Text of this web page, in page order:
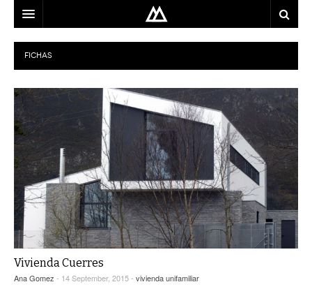
ARQUITECTO
LOCALIZACIÓN
MAPA
USO
EQUIPO
BLOG
CONTACTO
FICHAS
Vivienda Cuerres
Ana Gomez - 14 September, 2015 - vivienda unifamiliar